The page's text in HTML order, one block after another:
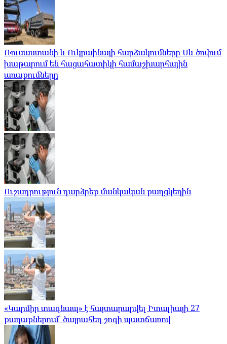
Ռուսաստանի և Ուկրաինայի հարձակումները Սև ծովում
խաթարում են հացահատիկի համաշխարհային
առաքումները
Ուշադրություն դարձրեք մանկական քաղցկեղին
«Կարմիր տագնապ» է հայտարարվել Իտալիայի 27
քաղաքներում՝ ծայրահեղ շոգի պատճառով